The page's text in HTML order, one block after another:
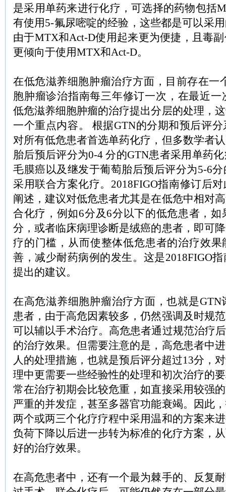
是采用单药来进行化疗，可选择的药物包括
有使用5-氟尿嘧啶的经验，这些都是可以采
由于MTX和Act-D使用起来更为便捷，且毒
更倾向于使用MTX和Act-D。
在低危滋养细胞肿瘤治疗方面，目前存在一
胞肿瘤诊治指南每三年修订一次，在最近一
低危滋养细胞肿瘤的治疗提出分层的处理，
一个重点内容。 根据GTN的分期和预后评
对所有低危患者首选单药化疗，但多数学者
胎后预后评分为0-4 分的GTN患者采用单药
毛膜癌以及继发于葡萄胎后预后评分为5-6
采用联合方案化疗。2018FIGO指南修订后
阐述，建议对低危患者尤其是在低危中相对
合化疗，例如6分及6分以下的低危患者，如
分，或者临床病理诊断是绒癌的患者，即可
疗的门槛，从而使整体低危患者的治疗效
善，减少耐药病例的发生。这是2018FIGO
提出的建议。
在高危滋养细胞肿瘤治疗方面，也就是GTN
患者，由于高危因素较多，仍然强调及时规
可以辅以手术治疗。高危患者通过规范治疗
的治疗效果。但需要注意的是，高危患者中
人的处理措施，也就是预后评分超过13分，
理中更需要一些经验性的处理和初次治疗的
常在治疗初期会比较危重，如直接采用较强
严重的并发症，甚至多器官功能衰竭。因此
两个或两三个化疗疗程中采用温和的方案来
负荷下降以后进一步转为标准的化疗方案，
好的治疗效果。
在高危患者中，还有一个最为棘手的、反复